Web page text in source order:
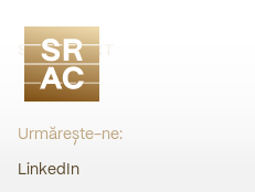
SRAC CERT
Urmărește-ne:
LinkedIn